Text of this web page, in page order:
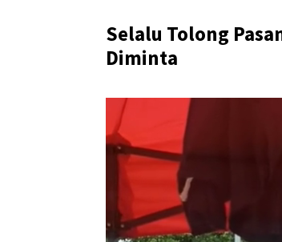
Selalu Tolong
Diminta